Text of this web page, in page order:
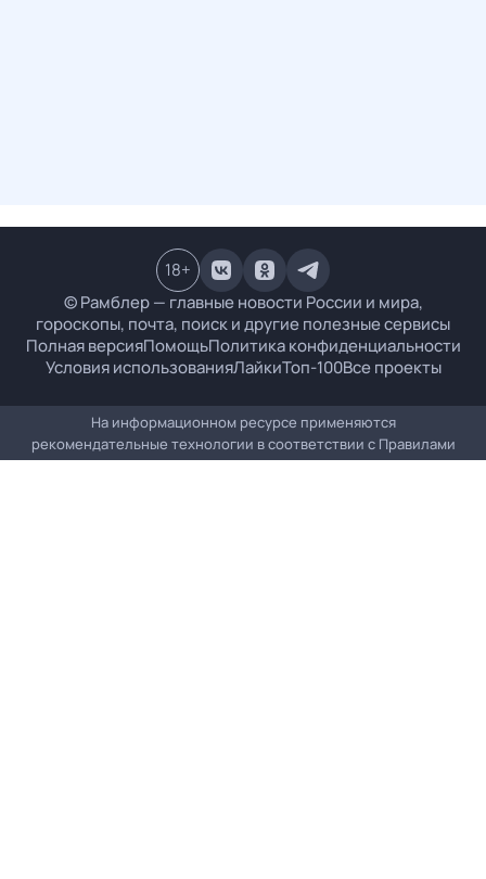
© Рамблер — главные новости России и мира,
гороскопы, почта, поиск и другие полезные сервисы
Полная версияПомощьПолитика конфиденциальности
Условия использованияЛайкиТоп-100Все проекты
18+
На информационном ресурсе применяются
рекомендательные технологии в соответствии с Правилами